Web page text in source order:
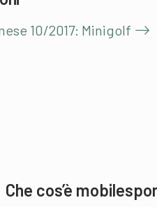
10/2017: Minigolf
Che cos’è